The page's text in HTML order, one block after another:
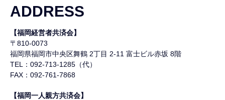
ADDRESS
【福岡経営者共済会】
〒810-0073
福岡県福岡市中央区舞鶴 2丁目 2-11 富士ビル赤坂 8階
TEL：092-713-1285（代）
FAX：092-761-7868
【福岡一人親方共済会】